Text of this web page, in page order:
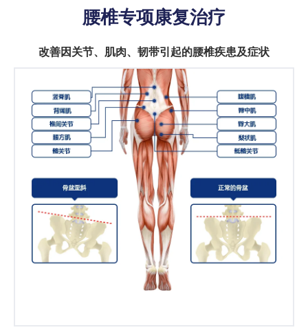
腰椎专项康复治疗
改善因关节、肌肉、韧带引起的腰椎疾患及症状